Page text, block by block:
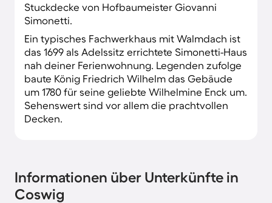
Stuckdecke von Hofbaumeister Giovanni
Simonetti.
Ein typisches Fachwerkhaus mit Walmdach ist
das 1699 als Adelssitz errichtete Simonetti-Haus
nah deiner Ferienwohnung. Legenden zufolge
baute König Friedrich Wilhelm das Gebäude
um 1780 für seine geliebte Wilhelmine Enck um.
Sehenswert sind vor allem die prachtvollen
Decken.
Informationen über Unterkünfte in
Coswig